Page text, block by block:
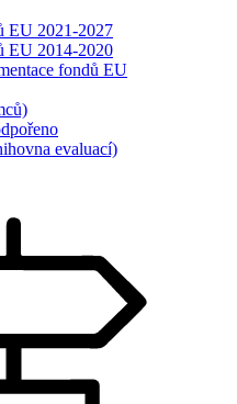
EU 2021-2027
EU 2014-2020
fondů EU
evaluací)